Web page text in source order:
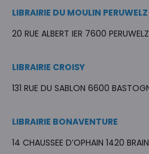
LIBRAIRIE DU MOULIN PERUWELZ
20 RUE ALBERT IER 7600 PERUWELZ
LIBRAIRIE CROISY
131 RUE DU SABLON 6600
LIBRAIRIE BONAVENTURE
14 CHAUSSEE D’OPHAIN 1420